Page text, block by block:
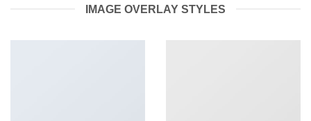
IMAGE OVERLAY STYLES